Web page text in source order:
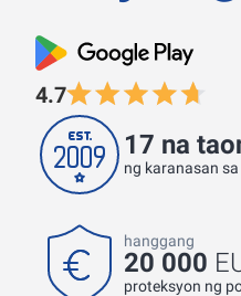
4.7
17 na
ng karanasan
hanggang
20 000
proteksyon ng